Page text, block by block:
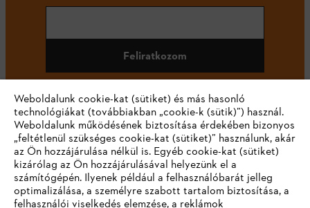
Feliratkozom
#STIHL
Weboldalunk cookie-kat (sütiket) és más hasonló
technológiákat (továbbiakban „cookie-k (sütik)”) használ.
Weboldalunk működésének biztosítása érdekében bizonyos
„feltétlenül szükséges cookie-kat (sütiket)” használunk, akár
az Ön hozzájárulása nélkül is. Egyéb cookie-kat (sütiket)
kizárólag az Ön hozzájárulásával helyezünk el a
számítógépén. Ilyenek például a felhasználóbarát jelleg
optimalizálása, a személyre szabott tartalom biztosítása, a
felhasználói viselkedés elemzése, a reklámok